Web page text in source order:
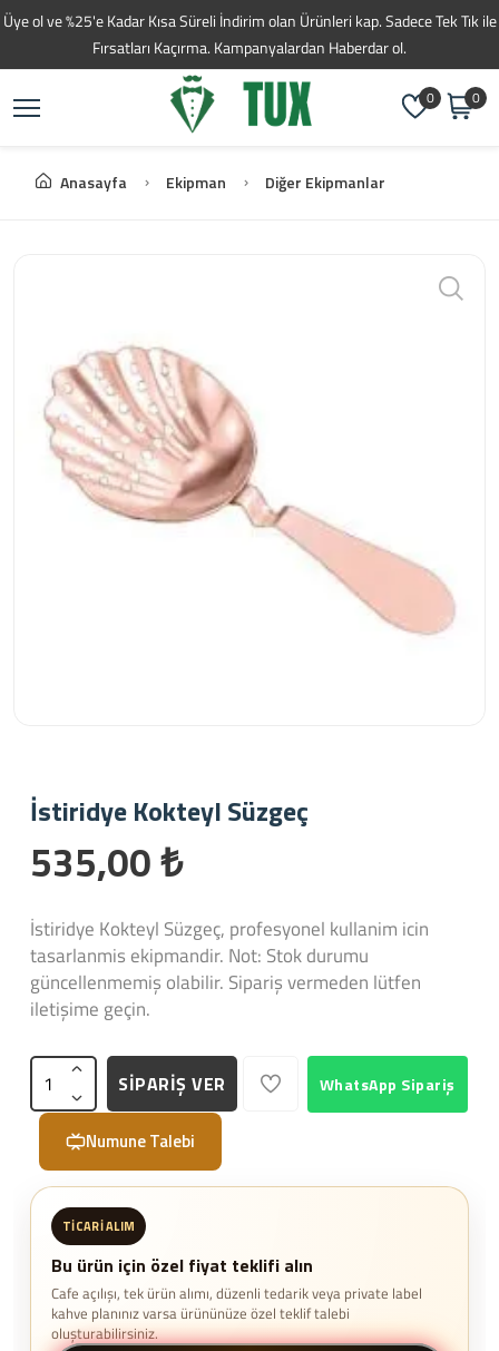
Toptan Kahve
Üye ol ve %25'e Kadar Kısa Süreli İndirim olan Ürünleri kap. Sadece Tek Tık ile
Fırsatları Kaçırma. Kampanyalardan Haberdar ol.
0 0
Anasayfa Ekipman Diğer Ekipmanlar
İstiridye Kokteyl Süzgeç
535,00 ₺
İstiridye Kokteyl Süzgeç, profesyonel kullanim icin
tasarlanmis ekipmandir. Not: Stok durumu
güncellenmemiş olabilir. Sipariş vermeden lütfen
iletişime geçin.
SİPARİŞ VER WhatsApp Sipariş
Numune Talebi
TICARI ALIM
Bu ürün için özel fiyat teklifi alın
Cafe açılışı, tek ürün alımı, düzenli tedarik veya private label
kahve planınız varsa ürününüze özel teklif talebi
oluşturabilirsiniz.